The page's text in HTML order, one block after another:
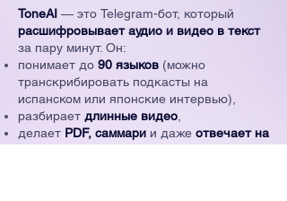
ToneAI — это Telegram-бот, который
расшифровывает аудио и видео в текст
за пару минут. Он:
понимает до 90 языков (можно
транскрибировать подкасты на
испанском или японские интервью),
разбирает длинные видео
делает PDF, саммари и даже отвечает на